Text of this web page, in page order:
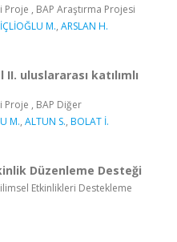
, BAP Araştırma Projesi
M., ARSLAN H.
uluslararası katılımlı
Proje , BAP Diğer
M., ALTUN S., BOLAT İ.
Düzenleme Desteği
Etkinlikleri Destekleme